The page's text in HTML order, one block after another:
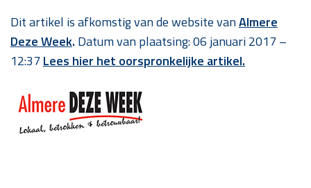
Dit artikel is afkomstig van de website vanAlmere
Deze Week. Datum van plaatsing:06 januari 2017 –
12:37Lees hier het oorspronkelijke artikel.